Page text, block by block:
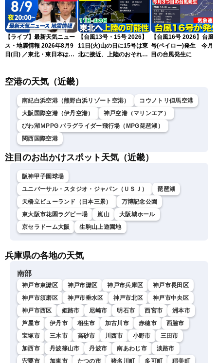
【ライブ】最新天気ニュー
ス・地震情報 2026年8月9
日(日) ／東北・東日本は急
衣／芳野達郎〉
【台風13号・15号 2026】
11日(火)山の日に15号は東
北に接近、上陸のおそれ
【台風16号 2026】台風
号(ペイロー)発生 今月3
目の台風発生に
空港の天気（近畿）
南紀白浜空港（熊野白浜リゾート空港）
コウノトリ但馬空港
大阪国際空港（伊丹空港）
神戸空港（マリンエア）
びわ湖ＭPPG パラグライダー飛行場（MPG琵琶湖）
関西国際空港
注目のお出かけスポット天気（近畿）
阪神甲子園球場
ユニバーサル・スタジオ・ジャパン（ＵＳＪ）
琵琶湖
天橋立ビューランド（日本三景）
万博記念公園
東大阪市花園ラグビー場
嵐山
大阪城ホール
京セラドーム大阪
生駒山上遊園地
兵庫県の各地の天気
南部
神戸市東灘区 神戸市灘区 神戸市兵庫区
神戸市長田区
神戸市須磨区
神戸市垂水区 神戸市北区
神戸市中央区
神戸市西区
姫路市 尼崎市 明石市 西宮市
洲本市
芦屋市
伊丹市 相生市 加古川市 赤穂市
西脇市
宝塚市
三木市 高砂市 川西市 小野市
三田市
加西市
丹波篠山市 丹波市 南あわじ市
淡路市
宍粟市
加東市 たつの市 猪名川町 多可町 稲美町